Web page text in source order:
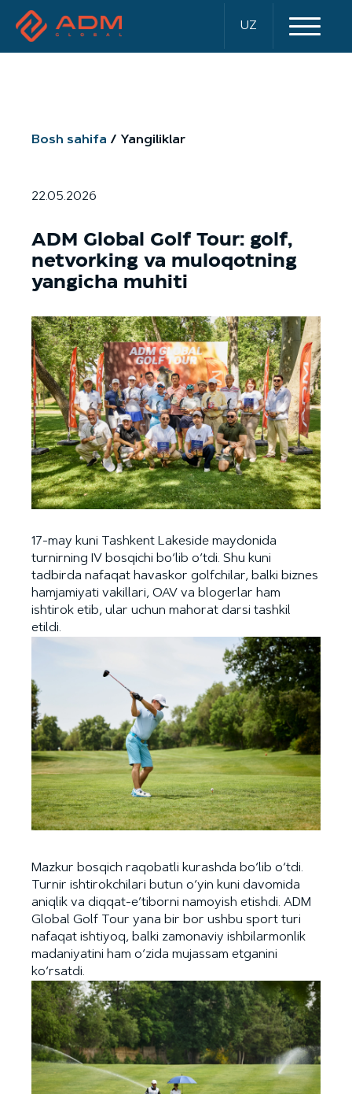
UZ
Bosh sahifa Yangiliklar
22.05.2026
ADM Global Golf Tour: golf,
netvorking va muloqotning
yangicha muhiti
17-may kuni Tashkent Lakeside maydonida
turnirning IV bosqichi bo‘lib o‘tdi. Shu kuni
tadbirda nafaqat havaskor golfchilar, balki biznes
hamjamiyati vakillari, OAV va blogerlar ham
ishtirok etib, ular uchun mahorat darsi tashkil
etildi.
Mazkur bosqich raqobatli kurashda bo‘lib o‘tdi.
Turnir ishtirokchilari butun o‘yin kuni davomida
aniqlik va diqqat-e’tiborni namoyish etishdi. ADM
Global Golf Tour yana bir bor ushbu sport turi
nafaqat ishtiyoq, balki zamonaviy ishbilarmonlik
madaniyatini ham o‘zida mujassam etganini
ko‘rsatdi.